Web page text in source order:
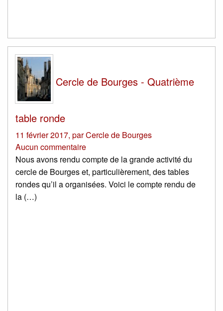
Cercle de Bourges - Quatrième
table ronde
11 février 2017, parCercle de Bourges
Aucun commentaire
Nous avons rendu compte de la grande activité du
cercle de Bourges et, particulièrement, des tables
rondes qu’il a organisées. Voici le compte rendu de
la (…)